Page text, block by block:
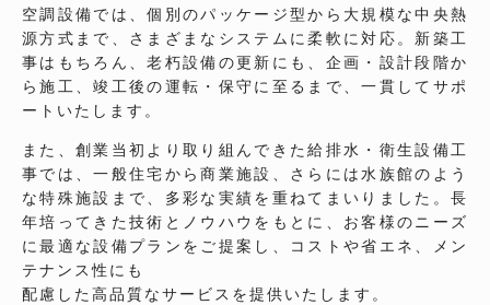
空調設備では、個別のパッケージ型から大規模な中央熱
源方式まで、さまざまなシステムに柔軟に対応。新築工
事はもちろん、老朽設備の更新にも、企画・設計段階か
ら施工、竣工後の運転・保守に至るまで、一貫してサポ
ートいたします。
また、創業当初より取り組んできた給排水・衛生設備工
事では、一般住宅から商業施設、さらには水族館のよう
な特殊施設まで、多彩な実績を重ねてまいりました。長
年培ってきた技術とノウハウをもとに、お客様のニーズ
に最適な設備プランをご提案し、コストや省エネ、メン
テナンス性にも
配慮した高品質なサービスを提供いたします。